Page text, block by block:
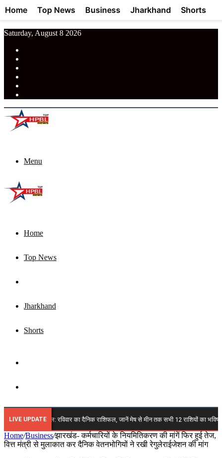
Saturday, August 8 2026
Menu
Home
Top News
Jharkhand
Shorts
for
LIVE UPDATE
राशिफल: रविवार का दैनिक राशिफल, जानें मेष से मीन तक सभी 12 राशियों का भविष्य, किन
Home/Business/झारखंड- कर्मचारियों के नियमितिकरण की मांगें फिर हुई तेज,
वित्त मंत्री से मुलाकात कर दैनिक वेतनभोगियों ने रखी रेगुलेराईजेशन की मांग
Home Top News Business Jharkhand Shorts